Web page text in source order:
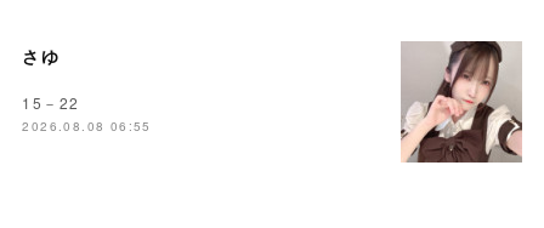
さゆ
15－22
2026.08.08 06:55